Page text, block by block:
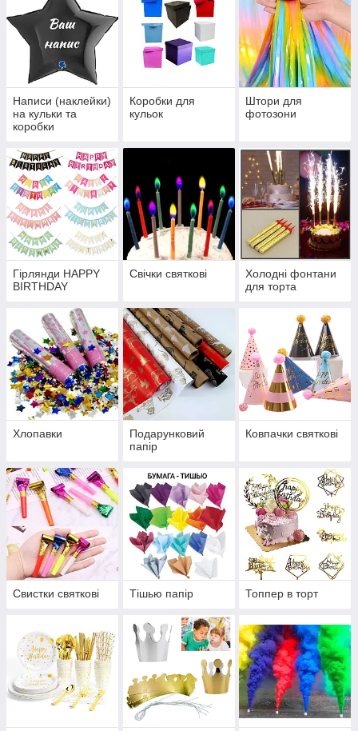
Написи (наклейки)
на кульки та
коробки
Коробки для
кульок
Штори для
фотозони
Гірлянди HAPPY
BIRTHDAY
Свічки святкові
Холодні фонтани
для торта
Хлопавки
Подарунковий
папір
Ковпачки святкові
Свистки святкові Тішью папір Топпер в торт